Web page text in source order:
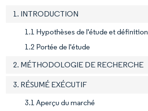
1. INTRODUCTION
1.1 Hypothèses de l'étude et
1.2 Portée de l'étude
2. MÉTHODOLOGIE DE RECHERCHE
3. RÉSUMÉ EXÉCUTIF
3.1 Aperçu du marché